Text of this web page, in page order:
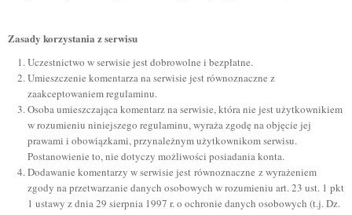
Zasady korzystania z serwisu
Uczestnictwo w serwisie jest dobrowolne i bezpłatne.
Umieszczenie komentarza na serwisie jest równoznaczne z
zaakceptowaniem regulaminu.
Osoba umieszczająca komentarz na serwisie, która nie jest użytkownikiem
w rozumieniu niniejszego regulaminu, wyraża zgodę na objęcie jej
prawami i obowiązkami, przynależnym użytkownikom serwisu.
Postanowienie to, nie dotyczy możliwości posiadania konta.
Dodawanie komentarzy w serwisie jest równoznaczne z wyrażeniem
zgody na przetwarzanie danych osobowych w rozumieniu art. 23 ust. 1 pkt
1 ustawy z dnia 29 sierpnia 1997 r. o ochronie danych osobowych (t.j. Dz.